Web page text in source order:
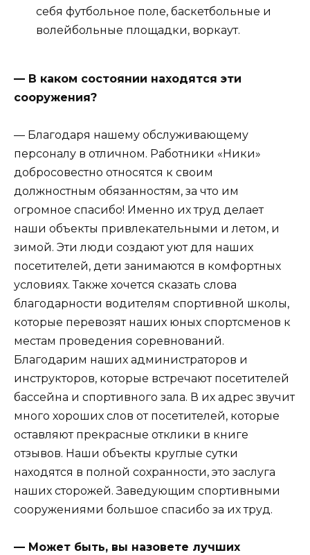
себя футбольное поле, баскетбольные и
волейбольные площадки, воркаут.
— В каком состоянии находятся эти
сооружения?
— Благодаря нашему обслуживающему
персоналу в отличном. Работники «Ники»
добросовестно относятся к своим
должностным обязанностям, за что им
огромное спасибо! Именно их труд делает
наши объекты привлекательными и летом, и
зимой. Эти люди создают уют для наших
посетителей, дети занимаются в комфортных
условиях. Также хочется сказать слова
благодарности водителям спортивной школы,
которые перевозят наших юных спортсменов к
местам проведения соревнований.
Благодарим наших администраторов и
инструкторов, которые встречают посетителей
бассейна и спортивного зала. В их адрес звучит
много хороших слов от посетителей, которые
оставляют прекрасные отклики в книге
отзывов. Наши объекты круглые сутки
находятся в полной сохранности, это заслуга
наших сторожей. Заведующим спортивными
сооружениями большое спасибо за их труд.
— Может быть, вы назовете лучших